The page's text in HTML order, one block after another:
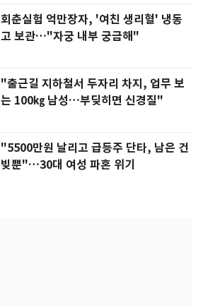
회춘실험 억만장자, '여친 생리혈' 냉동
고 보관…"자궁 내부 궁금해"
"출근길 지하철서 두자리 차지, 업무 보
는 100㎏ 남성…부딪히면 신경질"
"5500만원 날리고 급등주 단타, 남은 건
빚뿐"…30대 여성 파혼 위기